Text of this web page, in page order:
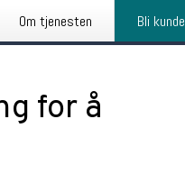
Om tjenesten Bli kunde
for å